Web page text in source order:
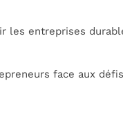
les entreprises
face aux défis